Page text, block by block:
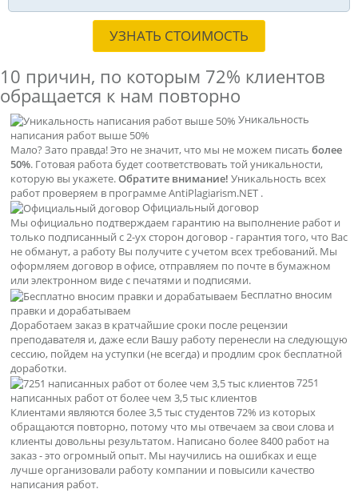
УЗНАТЬ СТОИМОСТЬ
10 причин, по которым 72% клиентов
обращается к нам повторно
Уникальность
написания работ выше 50%
Мало? Зато правда! Это не значит, что мы не можем писать более
50%. Готовая работа будет соответствовать той уникальности,
которую вы укажете.Обратите внимание! Уникальность всех
работ проверяем в программе AntiPlagiarism.NET .
Официальный договор
Мы официально подтверждаем гарантию на выполнение работ и
только подписанный с 2-ух сторон договор - гарантия того, что Вас
не обманут, а работу Вы получите с учетом всех требований. Мы
оформляем договор в офисе, отправляем по почте в бумажном
или электронном виде с печатями и подписями.
Бесплатно вносим
правки и дорабатываем
Доработаем заказ в кратчайшие сроки после рецензии
преподавателя и, даже если Вашу работу перенесли на следующую
сессию, пойдем на уступки (не всегда) и продлим срок бесплатной
доработки.
7251
написанных работ от более чем 3,5 тыс клиентов
Клиентами являются более 3,5 тыс студентов 72% из которых
обращаются повторно, потому что мы отвечаем за свои слова и
клиенты довольны результатом. Написано более 8400 работ на
заказ - это огромный опыт. Мы научились на ошибках и еще
лучше организовали работу компании и повысили качество
написания работ.